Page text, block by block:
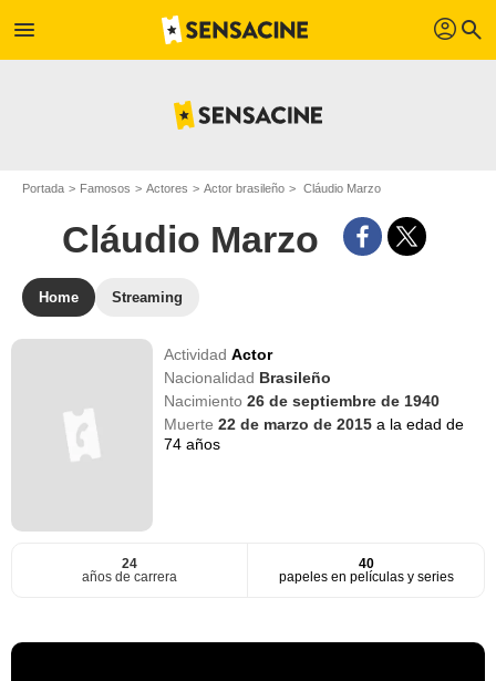
menu profil search
Portada Famosos Actores Actor brasileño Cláudio Marzo
Cláudio Marzo
Home Streaming
ActividadActor
Nacionalidad Brasileño
Nacimiento26 de septiembre de 1940
Muerte22 de marzo de 2015a la edad de
74 años
24
años de carrera
40
papeles en películas y series